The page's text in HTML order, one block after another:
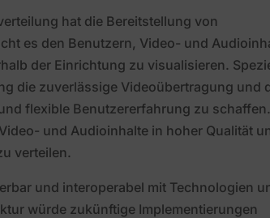
hat die Bereitstellung von
es den Benutzern, Video- und
der Einrichtung zu visualisieren.
die zuverlässige Videoübertragung und
flexible Benutzererfahrung zu
und Audioinhalte in hoher Qualität
verteilen.
und interoperabel mit Technologien
würde zukünftige Implementierungen